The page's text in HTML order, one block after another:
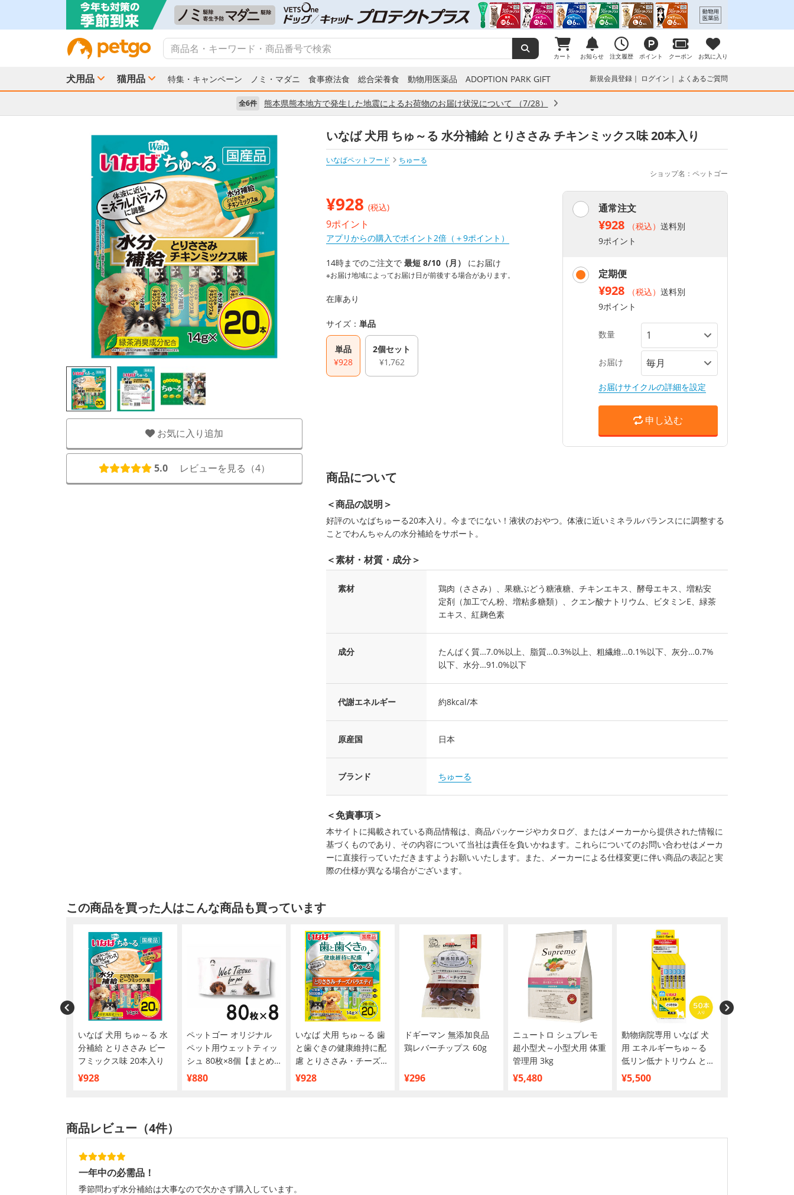
カート お知らせ 注文履歴 ポイント クーポン お気に入り
犬用品 猫用品 特集・キャンペーン ノミ・マダニ 食事療法食 総合栄養食 動物用医薬品 ADOPTION PARK GIFT 新規会員登録 ログイン よくあるご質問
全6件 熊本県熊本地方で発生した地震によるお荷物のお届け状況について （7/28）
お気に入り追加
5.0 レビューを見る（4）
いなば 犬用 ちゅ～る 水分補給 とりささみ チキンミックス味 20本入り
いなばペットフード
ちゅーる
ショップ名：ペットゴー
¥928 (税込)
9ポイント
アプリからの購入でポイント2倍（＋9ポイント）
14時までのご注文で 最短 8/10（月） にお届け
※お届け地域によってお届け日が前後する場合があります。
在庫あり
サイズ： 単品
単品
¥928
2個セット
¥1,762
通常注文
¥928 （税込） 送料別
9ポイント
定期便
¥928 （税込） 送料別
9ポイント
数量
お届け
お届けサイクルの詳細を設定
申し込む
商品について
＜商品の説明＞
好評のいなばちゅーる20本入り。今までにない！液状のおやつ。体液に近いミネラルバランスにに調整する
ことでわんちゃんの水分補給をサポート。
＜素材・材質・成分＞
素材
鶏肉（ささみ）、果糖ぶどう糖液糖、チキンエキス、酵母エキス、増粘安
定剤（加工でん粉、増粘多糖類）、クエン酸ナトリウム、ビタミンE、緑茶
エキス、紅麹色素
成分
たんぱく質…7.0%以上、脂質…0.3%以上、粗繊維…0.1%以下、灰分…0.7%
以下、水分…91.0%以下
代謝エネルギー 約8kcal/本
原産国 日本
ブランド ちゅーる
＜免責事項＞
本サイトに掲載されている商品情報は、商品パッケージやカタログ、またはメーカーから提供された情報に
基づくものであり、その内容について当社は責任を負いかねます。これらについてのお問い合わせはメーカ
ーに直接行っていただきますようお願いいたします。また、メーカーによる仕様変更に伴い商品の表記と実
際の仕様が異なる場合がございます。
この商品を買った人はこんな商品も買っています
いなば 犬用 ちゅ～る 水
分補給 とりささみ ビー
フミックス味 20本入り
¥928
ペットゴー オリジナル
ペット用ウェットティッ
シュ 80枚×8個【まとめ
買い】
¥880
いなば 犬用 ちゅ～る 歯
と歯ぐきの健康維持に配
慮 とりささみ・チーズバ
ラエティ 14g×20本入り
¥928
ドギーマン 無添加良品
鶏レバーチップス 60g
¥296
ニュートロ シュプレモ
超小型犬～小型犬用 体重
管理用 3kg
¥5,480
動物病院専用 いなば 犬
用 エネルギーちゅ～る
低リン低ナトリウム とり
ささみ 14g×50本入
¥5,500
商品レビュー（4件）
一年中の必需品！
季節問わず水分補給は大事なので欠かさず購入しています。